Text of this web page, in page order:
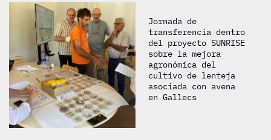
Jornada de
transferencia dentro
del proyecto SUNRISE
sobre la mejora
agronómica del
cultivo de lenteja
asociada con avena
en Gallecs